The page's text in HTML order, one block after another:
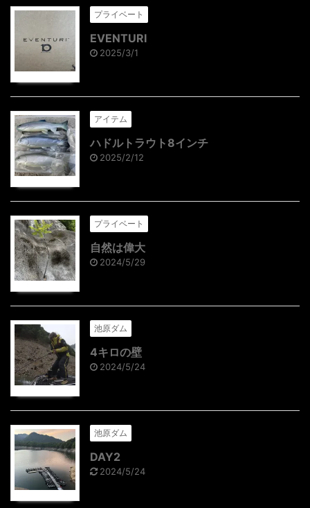
プライベート
EVENTURI
2025/3/1
アイテム
ハドルトラウト8インチ
2025/2/12
プライベート
自然は偉大
2024/5/29
池原ダム
4キロの壁
2024/5/24
池原ダム
DAY2
2024/5/24